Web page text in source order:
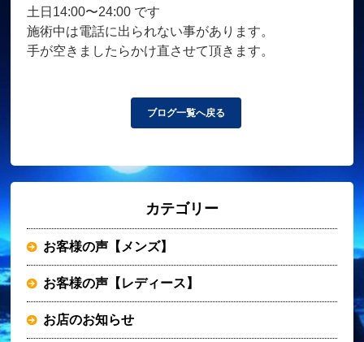
土日14:00〜24:00 です
施術中は電話に出られない事があります。
手が空きましたらかけ直させて頂きます。
ブログ一覧へ戻る
カテゴリー
お客様の声【メンズ】
お客様の声【レディース】
お店のお知らせ